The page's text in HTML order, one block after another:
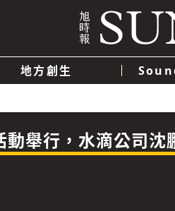
地方創生
經濟
舉行，水滴公司沈